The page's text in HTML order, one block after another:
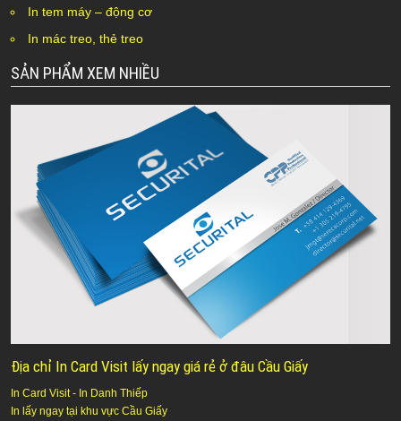
In tem máy – động cơ
In mác treo, thẻ treo
SẢN PHẨM XEM NHIỀU
Địa chỉ In Card Visit lấy ngay giá rẻ ở đâu Cầu Giấy
In Card Visit - In Danh Thiếp
In lấy ngay tại khu vực Cầu Giấy